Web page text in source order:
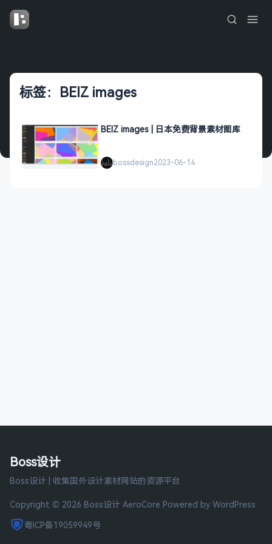
标签：BEIZ images
BEIZ images | 日本免费背景素材图库
bossdesign2023-06-14
Boss设计
Boss设计 | 收集国外设计素材网站的资源平台
Copyright © 2026 Boss设计 AeroCore Powered by WordPress
粤ICP备19059949号